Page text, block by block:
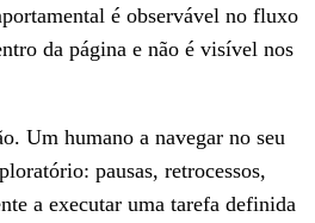
é observável no fluxo
da página e não é visível nos
Um humano a navegar no seu
pausas, retrocessos,
a executar uma tarefa definida